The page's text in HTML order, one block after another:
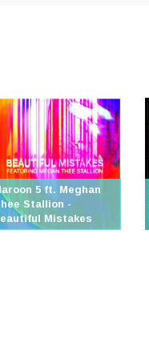
5 ft. Meghan
Stallion -
Mistakes